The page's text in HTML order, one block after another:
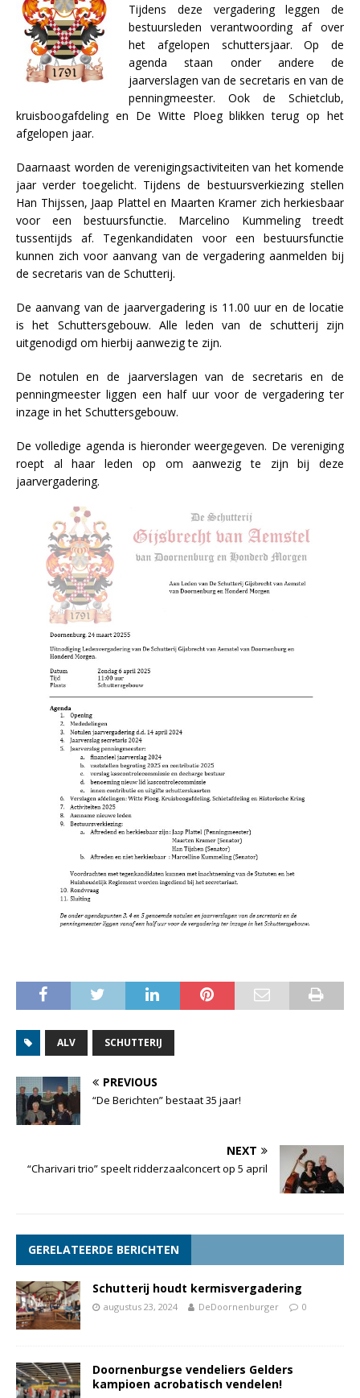
Tijdens deze vergadering leggen de
bestuursleden verantwoording af over
het afgelopen schuttersjaar. Op de
agenda staan onder andere de
jaarverslagen van de secretaris en van de
penningmeester. Ook de Schietclub,
kruisboogafdeling en De Witte Ploeg blikken terug op het
afgelopen jaar.
Daarnaast worden de verenigingsactiviteiten van het komende
jaar verder toegelicht. Tijdens de bestuursverkiezing stellen
Han Thijssen, Jaap Plattel en Maarten Kramer zich herkiesbaar
voor een bestuursfunctie. Marcelino Kummeling treedt
tussentijds af. Tegenkandidaten voor een bestuursfunctie
kunnen zich voor aanvang van de vergadering aanmelden bij
de secretaris van de Schutterij.
De aanvang van de jaarvergadering is 11.00 uur en de locatie
is het Schuttersgebouw. Alle leden van de schutterij zijn
uitgenodigd om hierbij aanwezig te zijn.
De notulen en de jaarverslagen van de secretaris en de
penningmeester liggen een half uur voor de vergadering ter
inzage in het Schuttersgebouw.
De volledige agenda is hieronder weergegeven. De vereniging
roept al haar leden op om aanwezig te zijn bij deze
jaarvergadering.
ALV SCHUTTERIJ
PREVIOUS
“De Berichten” bestaat 35 jaar!
NEXT
“Charivari trio” speelt ridderzaalconcert op 5 april
GERELATEERDE BERICHTEN
Schutterij houdt kermisvergadering
augustus 23, 2024 DeDoornenburger 0
Doornenburgse vendeliers Gelders
kampioen acrobatisch vendelen!